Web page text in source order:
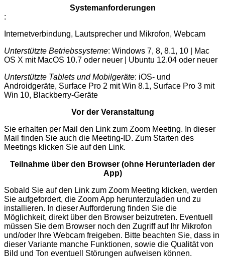
Systemanforderungen
:
Internetverbindung, Lautsprecher und Mikrofon, Webcam
Unterstützte Betriebssysteme: Windows 7, 8, 8.1, 10 | Mac
OS X mit MacOS 10.7 oder neuer | Ubuntu 12.04 oder neuer
Unterstützte Tablets und Mobilgeräte: iOS- und
Androidgeräte, Surface Pro 2 mit Win 8.1, Surface Pro 3 mit
Win 10, Blackberry-Geräte
Vor der Veranstaltung
Sie erhalten per Mail den Link zum Zoom Meeting. In dieser
Mail finden Sie auch die Meeting-ID. Zum Starten des
Meetings klicken Sie auf den Link.
Teilnahme über den Browser (ohne Herunterladen der
App)
Sobald Sie auf den Link zum Zoom Meeting klicken, werden
Sie aufgefordert, die Zoom App herunterzuladen und zu
installieren. In dieser Aufforderung finden Sie die
Möglichkeit, direkt über den Browser beizutreten. Eventuell
müssen Sie dem Browser noch den Zugriff auf Ihr Mikrofon
und/oder Ihre Webcam freigeben. Bitte beachten Sie, dass in
dieser Variante manche Funktionen, sowie die Qualität von
Bild und Ton eventuell Störungen aufweisen können.